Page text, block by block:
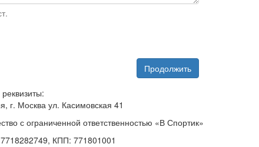
Продолжить
г. Москва ул. Касимовская 41
с ограниченной ответственностью «В Спортик»
КПП: 771801001